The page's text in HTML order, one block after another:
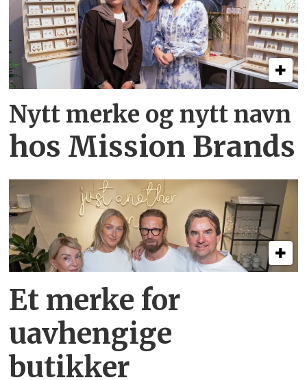
Nytt merke og nytt navn
hos Mission Brands
Et merke for
uavhengige
butikker